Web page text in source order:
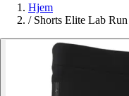
Hjem
/ Shorts Elite Lab